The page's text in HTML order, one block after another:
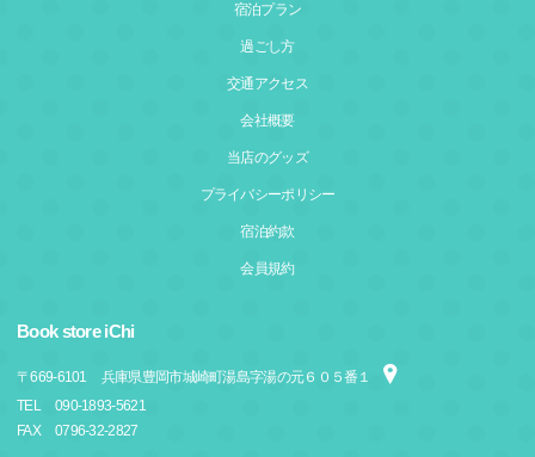
宿泊プラン
過ごし方
交通アクセス
会社概要
当店のグッズ
プライバシーポリシー
宿泊約款
会員規約
Book store iChi
〒669-6101
兵庫県豊岡市城崎町湯島字湯の元６０５番１
TEL
090-1893-5621
FAX
0796-32-2827